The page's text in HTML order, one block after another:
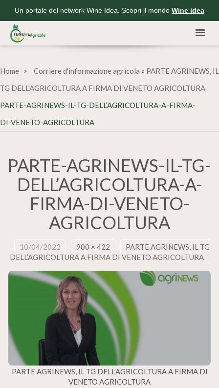
Un portale del network Wine Idea. Scopri il mondo Wine idea
Home Corriere d'informazione agricola » PARTE AGRINEWS, IL
TG DELL'AGRICOLTURA A FIRMA DI VENETO AGRICOLTURA
PARTE-AGRINEWS-IL-TG-DELL’AGRICOLTURA-A-FIRMA-
DI-VENETO-AGRICOLTURA
PARTE-AGRINEWS-IL-TG-
DELL’AGRICOLTURA-A-
FIRMA-DI-VENETO-
AGRICOLTURA
10/04/2022 900 × 422
PARTE AGRINEWS, IL TG
DELL’AGRICOLTURA A FIRMA DI VENETO AGRICOLTURA
PARTE AGRINEWS, IL TG DELL’AGRICOLTURA A FIRMA DI
VENETO AGRICOLTURA